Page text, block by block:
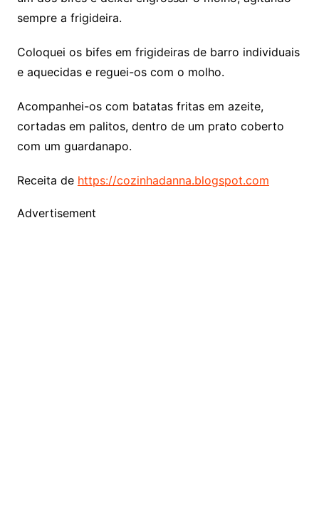
sempre a frigideira.
Coloquei os bifes em frigideiras de barro individuais
e aquecidas e reguei-os com o molho.
Acompanhei-os com batatas fritas em azeite,
cortadas em palitos, dentro de um prato coberto
com um guardanapo.
Receita de https://cozinhadanna.blogspot.com
Advertisement